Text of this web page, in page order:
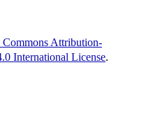
Commons Attribution-
International License.